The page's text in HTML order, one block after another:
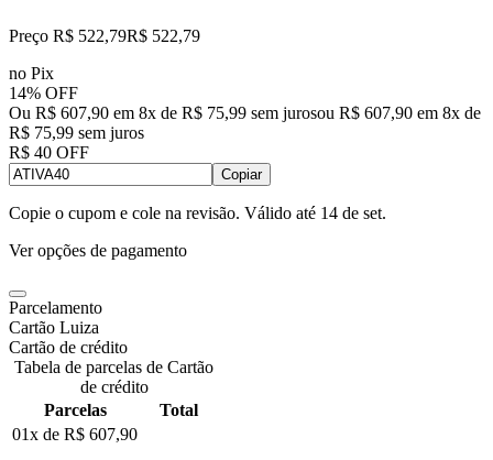
Preço R$ 522,79R$ 522,79
no Pix
14% OFF
Ou R$ 607,90 em 8x de R$ 75,99 sem jurosou R$ 607,90 em 8x de
R$ 75,99 sem juros
R$ 40 OFF
Copiar
Copie o cupom e cole na revisão. Válido até 14 de set.
Ver opções de pagamento
Parcelamento
Cartão Luiza
Cartão de crédito
Tabela de parcelas de Cartão
de crédito
Parcelas
Total
01x de R$ 607,90